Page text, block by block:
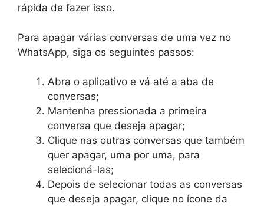
rápida de fazer isso.
Para apagar várias conversas de uma vez no
WhatsApp, siga os seguintes passos:
Abra o aplicativo e vá até a aba de
conversas;
Mantenha pressionada a primeira
conversa que deseja apagar;
Clique nas outras conversas que também
quer apagar, uma por uma, para
selecioná-las;
Depois de selecionar todas as conversas
que deseja apagar, clique no ícone da